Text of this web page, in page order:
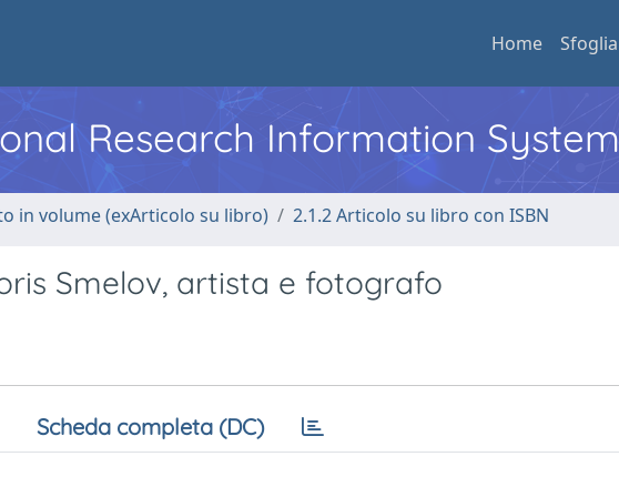
Home Sfoglia
Research Information System
in volume (exArticolo su libro) 2.1.2 Articolo su libro con ISBN
Smelov, artista e fotografo
Scheda completa (DC)